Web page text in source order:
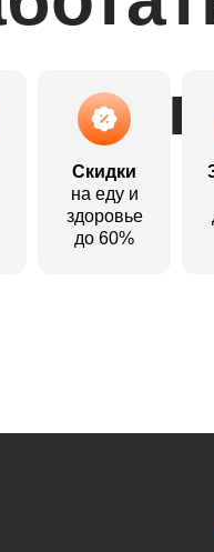
Скидки
на еду и
здоровье
до 60%